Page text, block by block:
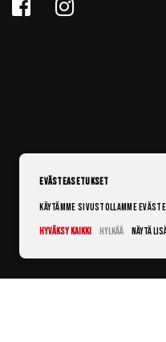
Evästeasetukset
Käytämme sivustollamme
Hyväksy kaikki
Hylkää Näytä